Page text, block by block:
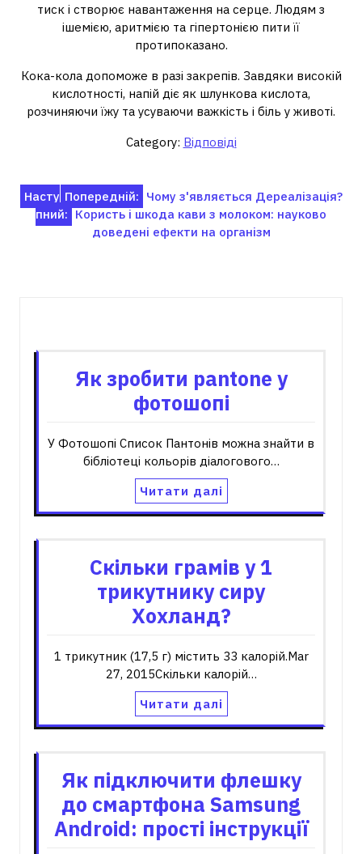
тиск і створює навантаження на серце. Людям з
ішемією, аритмією та гіпертонією пити її
протипоказано.
Кока-кола допоможе в разі закрепів. Завдяки високій
кислотності, напій діє як шлункова кислота,
розчиняючи їжу та усуваючи важкість і біль у животі.
Category: Відповіді
Навігація
записів
Попередній: Чому з'являється Дереалізація?
Насту
пний: Користь і шкода кави з молоком: науково
доведені ефекти на організм
Як зробити pantone у
фотошопі
У Фотошопі Список Пантонів можна знайти в
бібліотеці кольорів діалогового…
Читати далі
Скільки грамів у 1
трикутнику сиру
Хохланд?
1 трикутник (17,5 г) містить 33 калорій.Mar
27, 2015Скільки калорій…
Читати далі
Як підключити флешку
до смартфона Samsung
Android: прості інструкції